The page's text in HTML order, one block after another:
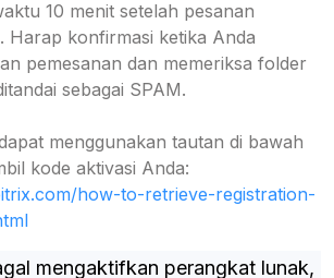
10 menit setelah pesanan
Harap konfirmasi ketika Anda
pemesanan dan memeriksa folder
sebagai SPAM.
menggunakan tautan di bawah
kode aktivasi Anda:
how-to-retrieve-registration-
mengaktifkan perangkat lunak,